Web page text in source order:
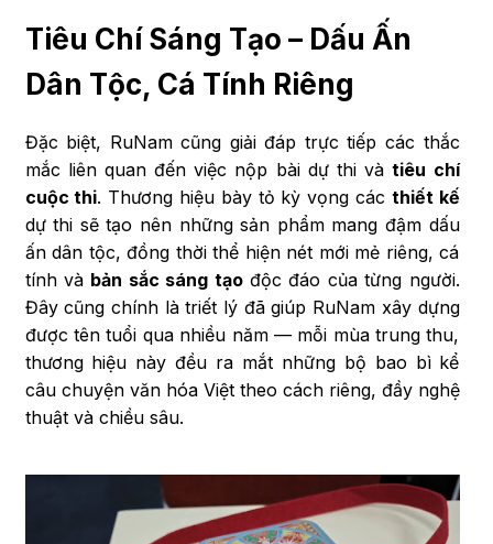
Tiêu Chí Sáng Tạo – Dấu Ấn
Dân Tộc, Cá Tính Riêng
Đặc biệt, RuNam cũng giải đáp trực tiếp các thắc
mắc liên quan đến việc nộp bài dự thi vàtiêu chí
cuộc thi. Thương hiệu bày tỏ kỳ vọng các thiết kế
dự thi sẽ tạo nên những sản phẩm mang đậm dấu
ấn dân tộc, đồng thời thể hiện nét mới mẻ riêng, cá
tính và bản sắc sáng tạođộc đáo của từng người.
Đây cũng chính là triết lý đã giúp RuNam xây dựng
được tên tuổi qua nhiều năm — mỗi mùa trung thu,
thương hiệu này đều ra mắt những bộ bao bì kể
câu chuyện văn hóa Việt theo cách riêng, đầy nghệ
thuật và chiều sâu.